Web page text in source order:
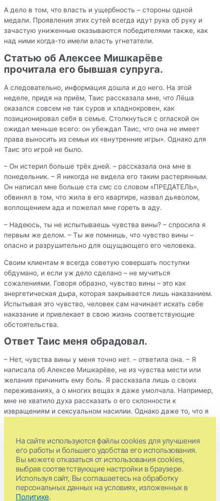
А дело в том, что власть и ущербность – стороны одной
медали. Проявления этих сутей всегда идут рука об руку и
зачастую униженные оказываются победителями также, как
над ними когда-то имели власть угнетатели.
Статью об Алексее Мишкарёве
прочитала его бывшая супруга.
А следовательно, информация дошла и до него. На этой
неделе, придя на приём, Таис рассказала мне, что Лёша
оказался совсем не так суров и хладнокровен, как
позиционировал себя в семье. Столкнуться с оглаской он
ожидал меньше всего: он убеждал Таис, что она не имеет
права выносить из семьи их «внутренние игры». Однако для
Таис это игрой не было.
– Он истерил больше трёх дней. – рассказала она мне в
понедельник. – Я никогда не видела его таким растерянным.
Он написал мне больше ста смс со словом «ПРЕДАТЕЛЬ»,
обвинял в том, что жила в его квартире, назвал дьяволом,
воплощением ада и пожелал мне гореть в аду.
– Надеюсь, ты не испытываешь чувства вины? – спросила я
первым же делом. – Ты же помнишь, что чувство вины –
опасно и разрушительно для ощущающего его человека.
Своим клиентам я всегда советую совершать поступки
обдумано, и если уж дело сделано – не мучиться
сожалениями. Говоря образно, чувство вины – это как
энергетическая дыра, которая закрывается лишь наказанием.
Испытывая это чувство, человек сам начинает искать себе
наказание и привлекает в свою жизнь соответствующие
обстоятельства.
Ответ Таис меня обрадовал.
– Нет, чувства вины у меня точно нет. – ответила она. – Я
написала об Алексее Мишкарёве, не из чувства мести или
желания причинить ему боль. Я рассказала лишь о своих
переживаниях, а о многих вещах я даже умолчала. Например,
мне не хватило духа рассказать о его склонности к
извращениям и сексуальном насилии. Однако даже то, что я
не одиноки, если столкнулись с тем же. Я видела это в их
реакциях, сообщениях, которые я получила в соц.сетях и
поняла, что это помогло многим. Я благодарна тебе за совет,
написание этой статьи имело терапевтический эффект и для
меня самой, я многое осознала. Я пришла к выводу, что
столкнулась с выраженным антисоциальным поведением,
На сайте используются файлы cookies для улучшения
его работы и большего удобства его использования.
Вы можете отказаться от использования cookies,
выбрав соответствующие настройки в браузере.
Используя сайт, Вы соглашаетесь на обработку
персональных данных на условиях, изложенных в
Политике.